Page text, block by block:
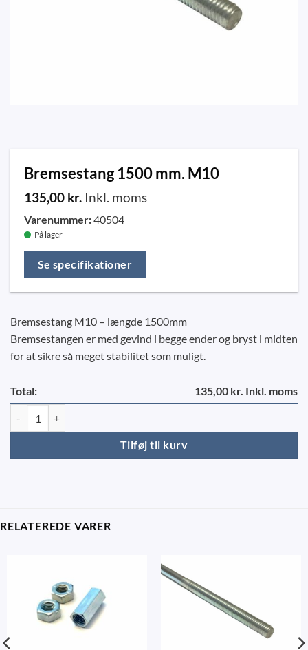
Bremsestang 1500 mm. M10
135,00 kr. Inkl. moms
Varenummer:40504
På lager
Se specifikationer
Bremsestang M10 – længde 1500mm
Bremsestangen er med gevind i begge ender og bryst i midten
for at sikre så meget stabilitet som muligt.
Total: 135,00 kr. Inkl. moms
Tilføj til kurv
RELATEREDE VARER